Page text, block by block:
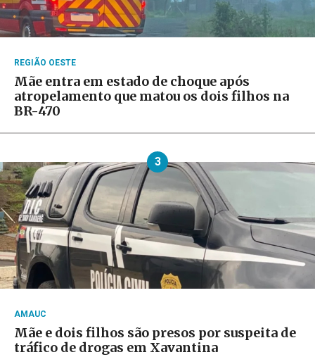
REGIÃO OESTE
Mãe entra em estado de choque após
atropelamento que matou os dois filhos na
BR-470
3
AMAUC
Mãe e dois filhos são presos por suspeita de
tráfico de drogas em Xavantina